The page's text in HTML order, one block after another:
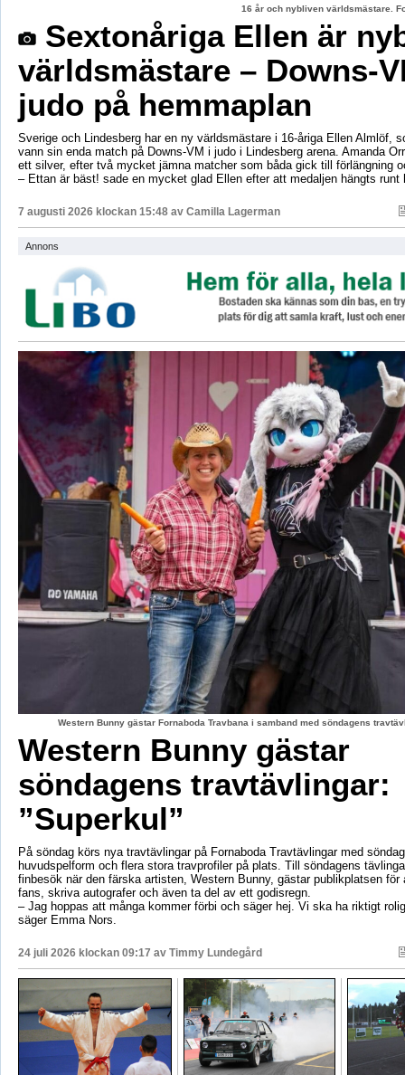
16 år och nybliven världsmästare.
Sextonåriga Ellen är
världsmästare – Downs-
judo på hemmaplan
Sverige och Lindesberg har en ny världsmästare i 16-åriga Ellen Almlöf,
vann sin enda match på Downs-VM i judo i Lindesberg arena. Amanda
ett silver, efter två mycket jämna matcher som båda gick till förlängning
– Ettan är bäst! sade en mycket glad Ellen efter att medaljen hängts runt
7 augusti 2026 klockan 15:48 av Camilla Lagerman
Annons
Western Bunny gästar Fornaboda Travbana i samband med söndagens
Western Bunny gästar
söndagens travtävlingar:
”Superkul”
På söndag körs nya travtävlingar på Fornaboda Travtävlingar med
huvudspelform och flera stora travprofiler på plats. Till söndagens
finbesök när den färska artisten, Western Bunny, gästar publikplatsen för
fans, skriva autografer och även ta del av ett godisregn.
– Jag hoppas att många kommer förbi och säger hej. Vi ska ha riktigt
säger Emma Nors.
24 juli 2026 klockan 09:17 av Timmy Lundegård